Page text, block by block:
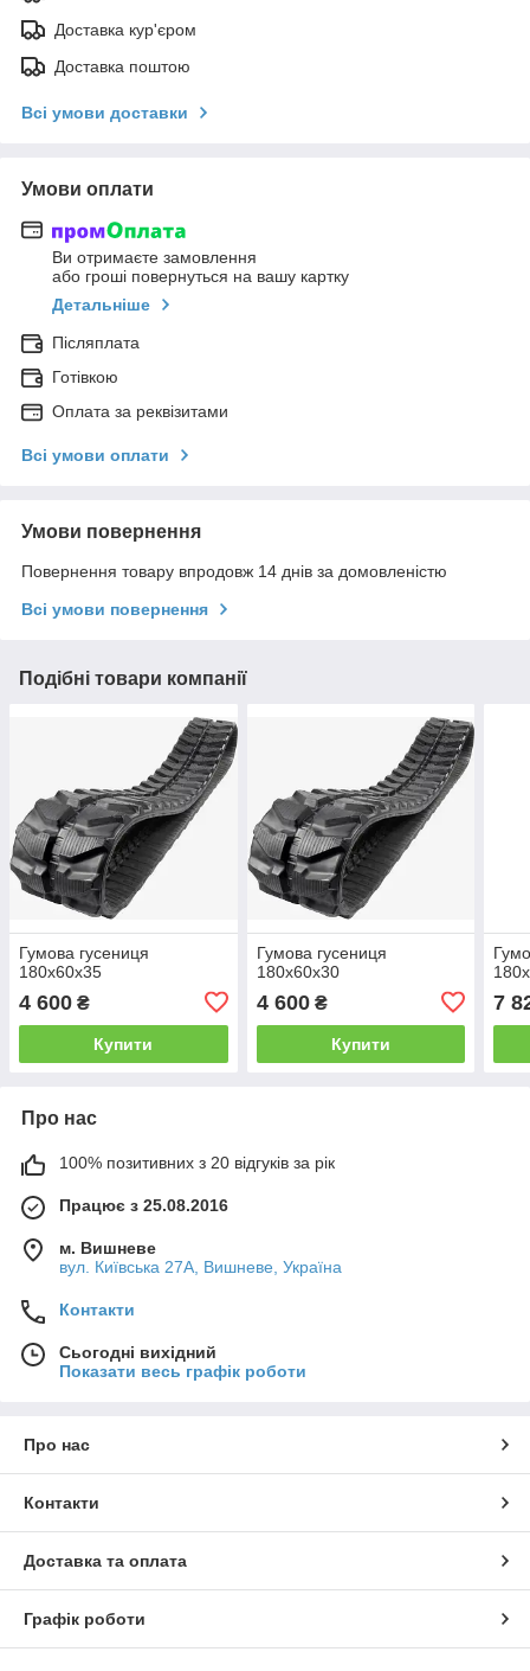
Доставка кур'єром
Доставка поштою
Всі умови доставки
Умови оплати
Ви отримаєте замовлення
або гроші повернуться на вашу картку
Детальніше
Післяплата
Готівкою
Оплата за реквізитами
Всі умови оплати
Умови повернення
Повернення товару впродовж 14 днів за домовленістю
Всі умови повернення
Подібні товари компанії
Гумова гусениця
180x60x35
4 600 ₴
Купити
Гумова гусениця
180x60x30
4 600₴
Купити
7
Про нас
100% позитивних з 20 відгуків за рік
Працює з 25.08.2016
м. Вишневе
вул. Київська 27А, Вишневе, Україна
Контакти
Сьогодні вихідний
Показати весь графік роботи
Про нас
Контакти
Доставка та оплата
Графік роботи